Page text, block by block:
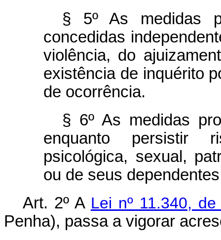
§ 5º As medidas
concedidas
violência, do
existência de inquérito
de ocorrência.
§ 6º As medidas
enquanto persistir
psicológica, sexual,
ou de seus
Art. 2º A Lei nº 11.340,
Penha), passa a vigorar